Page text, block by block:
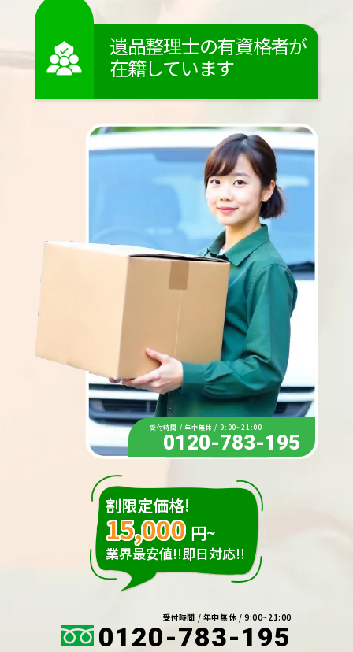
遺品整理士の有資格者が
在籍しています
受付時間 / 年中無休 / 9:00~21:00
0120-783-195
割限定価格!
15,000 円~
業界最安値!!即日対応!!
受付時間 / 年中無休 / 9:00~21:00
0120-783-195